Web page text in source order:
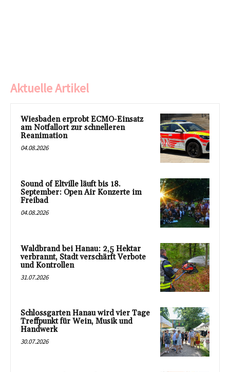
Aktuelle Artikel
Wiesbaden erprobt ECMO-Einsatz
am Notfallort zur schnelleren
Reanimation
04.08.2026
Sound of Eltville läuft bis 18.
September: Open Air Konzerte im
Freibad
04.08.2026
Waldbrand bei Hanau: 2,5 Hektar
verbrannt, Stadt verschärft Verbote
und Kontrollen
31.07.2026
Schlossgarten Hanau wird vier Tage
Treffpunkt für Wein, Musik und
Handwerk
30.07.2026